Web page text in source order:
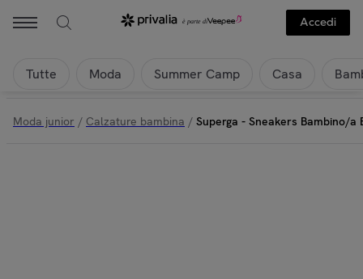
Accedi
Tutte Moda Summer Camp Casa
Moda junior / Calzature bambina / Superga - Sneakers Bambino/